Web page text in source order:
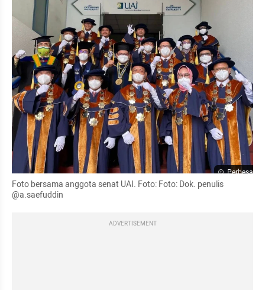
Perbesar
Foto bersama anggota senat UAI. Foto: Foto: Dok. penulis
@a.saefuddin
ADVERTISEMENT